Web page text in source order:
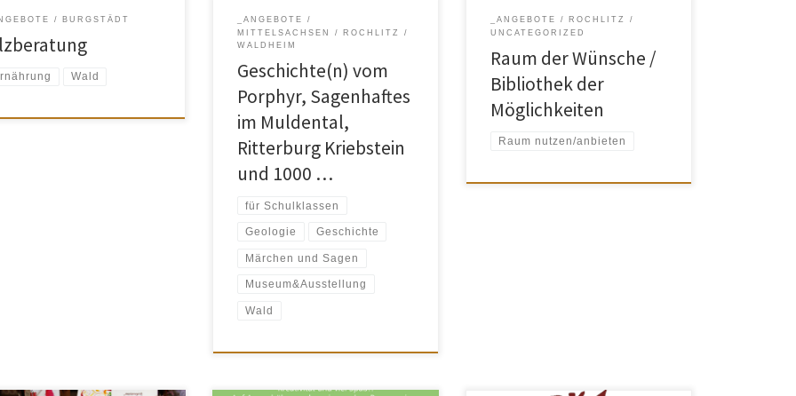
Herrenhaide.
von erfahrenen Pilzexperten
BURGSTÄDT
Wald
Dinge über Rochlitz und seine
reizvolle Umgebung mit dem
einzigartigen Porphyrtuff, tauchen ein
in die Geschichte […]
_ANGEBOTE
MITTELSACHSEN
ROCHLITZ
WALDHEIM
Geschichte(n) vom
Porphyr, Sagenhaftes
im Muldental,
Ritterburg Kriebstein
und 1000 …
für Schulklassen
Geologie Geschichte
Märchen und Sagen
Museum&Ausstellung
Wald
_ANGEBOTE
ROCHLITZ
UNCATEGORIZED
Raum der Wünsche /
Bibliothek der
Möglichkeiten
Raum nutzen/anbieten